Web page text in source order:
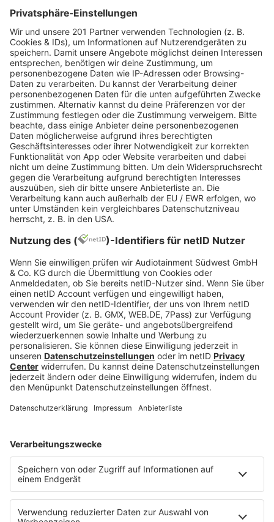
deinen Telefon-Kontakten.
Installiere WhatsApp auf deinem Smartphone,
falls du die App nicht bereits nutzt.
Öffne WhatsApp und schreibe uns eine
Nachricht.
Du bekommst nun unsere
Willkommensnachricht mit Hinweisen aus
Datenschutz und Teilnahmebedingungen.
Darunter befinden sich zwei Buttons.
Bist du mit unseren Bedingungen
einverstanden, klickst du auf "Ja" und wir
können mit dir in Kontakt treten.
Bei "Nein" werden deine Nachricht und deine
Für Informationen zum Datenschutz bei Nutzung
der Kontaktaufnahme über WhatsAppklicke bitte
hier .
HOME
Pressekontakt
Presse & Downloads
Wetter
EMPFANG